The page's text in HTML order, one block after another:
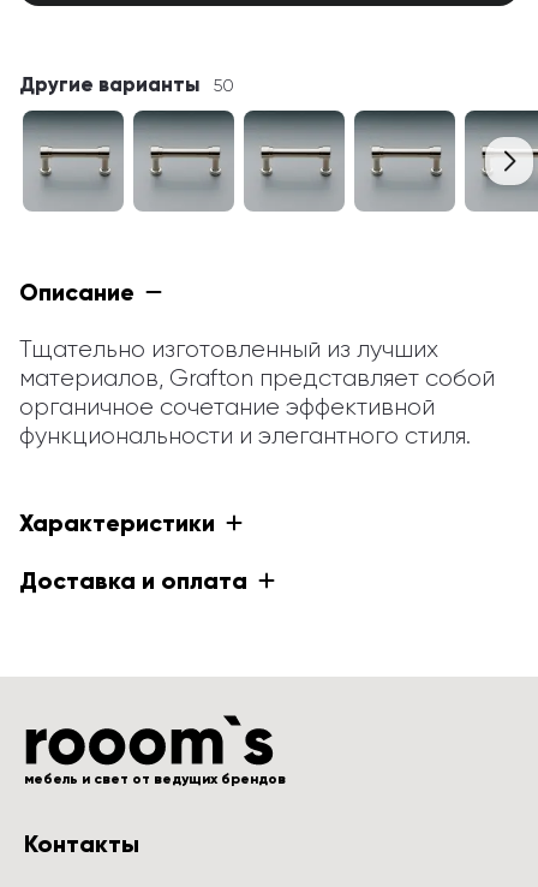
Другие варианты 50
Описание
Тщательно изготовленный из лучших
материалов, Grafton представляет собой
органичное сочетание эффективной
функциональности и элегантного стиля.
Характеристики
Доставка и оплата
мебель и свет от ведущих брендов
Контакты